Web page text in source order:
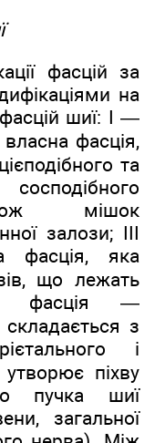
фасцій за
на
шиї: I —
фасція,
та
мішок
залози; III
фасція, яка
що лежать
фасція —
з
і
піхву
пучка шиї
загальної